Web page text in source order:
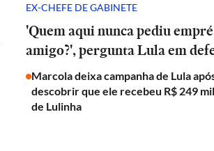
EX-CHEFE DE GABINETE
'Quem aqui nunca pediu
amigo?', pergunta Lula em
Marcola deixa campanha de Lula
descobrir que ele recebeu R$ 249
de Lulinha